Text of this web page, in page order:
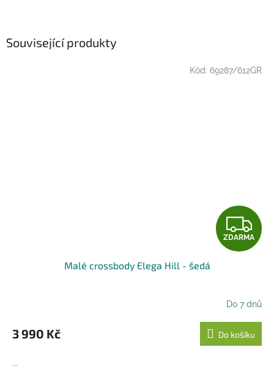
Související produkty
Z
D
R
M
A
ZDARMA
Malé crossbody Elega Hill - šedá
Do 7 dnů
3 990 Kč Do košíku
...
Kód: 69287/612GR